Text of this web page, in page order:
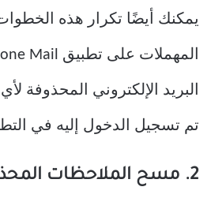
يمكنك أيضًا تكرار هذه
البريد الإلكتروني المحذوفة
تم تسجيل الدخول إليه في
2. مسح الملاحظات المحذوفة